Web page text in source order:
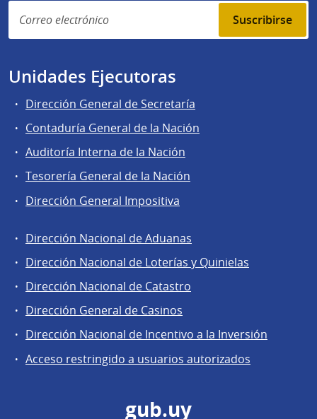
Suscribirse
Unidades Ejecutoras
Dirección General de Secretaría
Contaduría General de la Nación
Auditoría Interna de la Nación
Tesorería General de la Nación
Dirección General Impositiva
Áreas
de
la
Dirección
General
de
Secretaría
Dirección Nacional de Aduanas
Dirección Nacional de Loterías y Quinielas
Dirección Nacional de Catastro
Dirección General de Casinos
Dirección Nacional de Incentivo a la Inversión
Acceso restringido a usuarios autorizados
gub.uy